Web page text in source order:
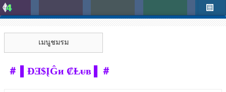
เมนูชมรม
＃ ▌ÐƎ$ĮĜи ₡Ⱡᵾв ▌＃